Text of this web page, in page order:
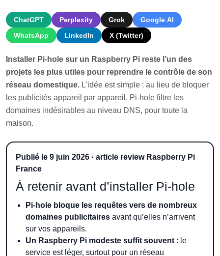
ChatGPT Perplexity Grok
Google AI
WhatsApp
LinkedIn X (Twitter)
Installer Pi-hole sur un Raspberry Pi reste l’un des
projets les plus utiles pour reprendre le contrôle de son
réseau domestique. L’idée est simple : au lieu de bloquer
les publicités appareil par appareil, Pi-hole filtre les
domaines indésirables au niveau DNS, pour toute la
maison.
Publié le 9 juin 2026 · article review Raspberry Pi
France
À retenir avant d’installer Pi-hole
Pi-hole bloque les requêtes vers de nombreux
domaines publicitaires avant qu’elles n’arrivent
sur vos appareils.
Un Raspberry Pi modeste suffit souvent : le
service est léger, surtout pour un réseau